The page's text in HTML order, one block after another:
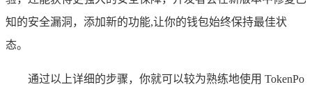
知的安全漏洞，添加新的功能,让你的钱包始终保持最佳状
态。
通过以上详细的步骤，你就可以较为熟练地使用 TokenPo